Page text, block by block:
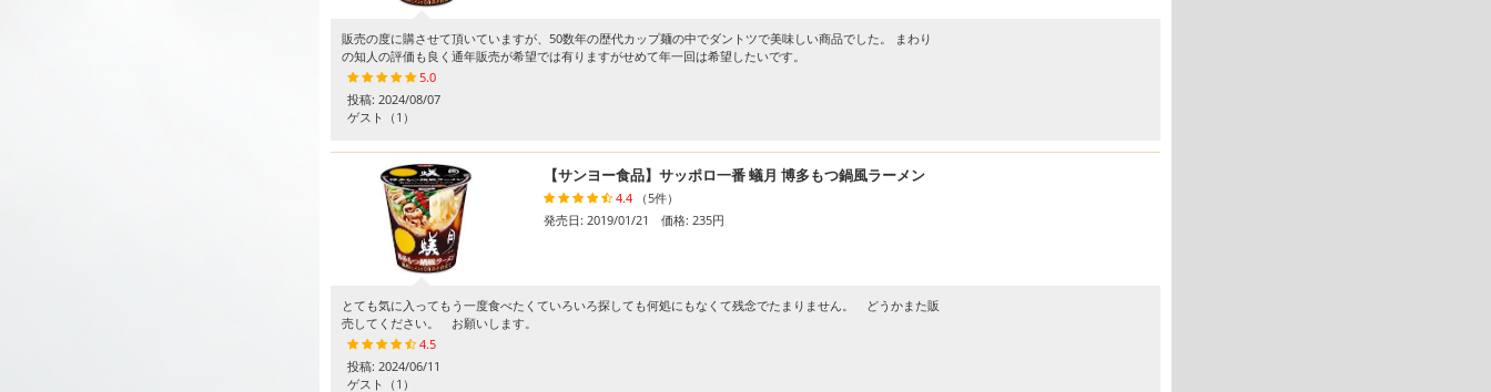
販売の度に購させて頂いていますが、50数年の歴代カップ麺の中でダントツで美味しい商品でした。 まわり
の知人の評価も良く通年販売が希望では有りますがせめて年一回は希望したいです。
5.0
投稿: 2024/08/07
ゲスト （1）
【サンヨー食品】サッポロ一番 蟻月 博多もつ鍋風ラーメン
4.4 （5件）
発売日: 2019/01/21 価格: 235円
とても気に入ってもう一度食べたくていろいろ探しても何処にもなくて残念でたまりません。 どうかまた販
売してください。 お願いします。
4.5
投稿: 2024/06/11
ゲスト （1）